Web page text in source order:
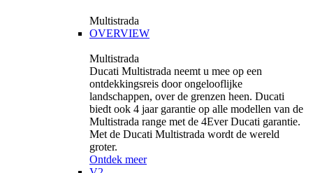
Multistrada
OVERVIEW
Multistrada
Ducati Multistrada neemt u mee op een
ontdekkingsreis door ongelooflijke
landschappen, over de grenzen heen. Ducati
biedt ook 4 jaar garantie op alle modellen van de
Multistrada range met de 4Ever Ducati garantie.
Met de Ducati Multistrada wordt de wereld
groter.
Ontdek meer